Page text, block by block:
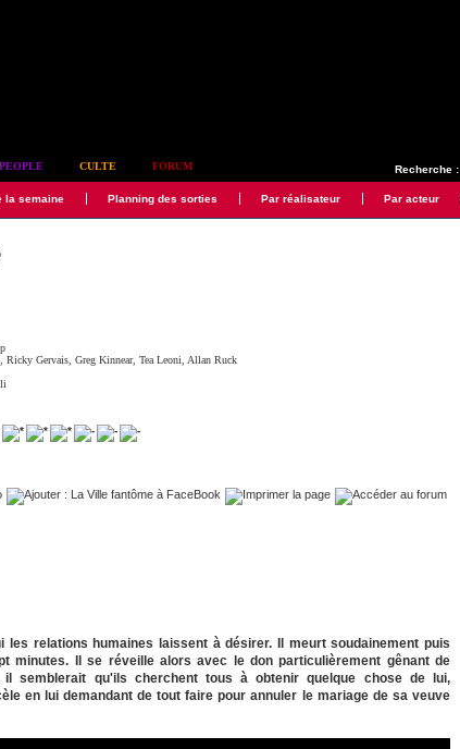
Recherche :
PEOPLE CULTE FORUM
la semaine Planning des sorties Par réalisateur Par acteur
,Ricky Gervais ,Greg Kinnear,Tea Leoni
Allan Ruck
les relations humaines laissent à désirer. Il meurt soudainement puis
minutes. Il se réveille alors avec le don particulièrement gênant de
semblerait qu'ils cherchent tous à obtenir quelque chose de lui,
en lui demandant de tout faire pour annuler le mariage de sa veuve